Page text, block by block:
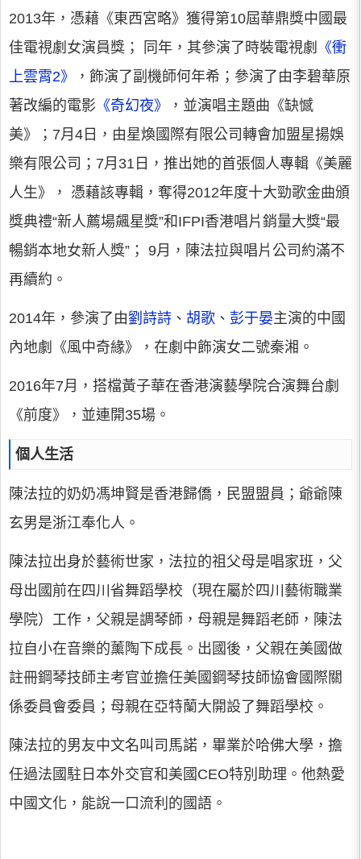
2013年，憑藉《東西宮略》獲得第10屆華鼎獎中國最
佳電視劇女演員獎； 同年，其參演了時裝電視劇
《衝
上雲霄2》
，飾演了副機師何年希；參演了由李碧華原
著改編的電影 《奇幻夜》
，並演唱主題曲《缺憾
美》；7月4日，由星煥國際有限公司轉會加盟星揚娛
樂有限公司；7月31日，推出她的首張個人專輯《美麗
人生》， 憑藉該專輯，奪得2012年度十大勁歌金曲頒
獎典禮“新人薦場飆星獎”和IFPI香港唱片銷量大獎“最
暢銷本地女新人獎”； 9月，陳法拉與唱片公司約滿不
再續約。
2014年，參演了由劉詩詩 、 胡歌 、 彭于晏主演的中國
內地劇《風中奇緣》，在劇中飾演女二號秦湘。
2016年7月，搭檔黃子華在香港演藝學院合演舞台劇
《前度》，並連開35場。
個人生活
陳法拉的奶奶馮坤賢是香港歸僑，民盟盟員；爺爺陳
玄男是浙江奉化人。
陳法拉出身於藝術世家，法拉的祖父母是唱家班，父
母出國前在四川省舞蹈學校（現在屬於四川藝術職業
學院）工作，父親是調琴師，母親是舞蹈老師，陳法
拉自小在音樂的薰陶下成長。出國後，父親在美國做
註冊鋼琴技師主考官並擔任美國鋼琴技師協會國際關
係委員會委員；母親在亞特蘭大開設了舞蹈學校。
陳法拉的男友中文名叫司馬諾，畢業於哈佛大學，擔
任過法國駐日本外交官和美國CEO特別助理。他熱愛
中國文化，能說一口流利的國語。